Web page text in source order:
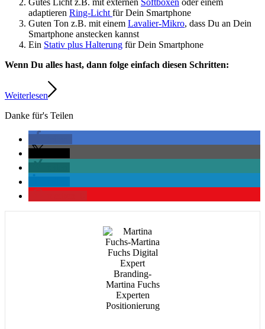
adaptieren Ring-Licht für Dein Smartphone
Guten Ton z.B. mit einem Lavalier-Mikro, dass Du an Dein
Smartphone anstecken kannst
Ein Stativ plus Halterung für Dein Smartphone
Wenn Du alles hast, dann folge einfach diesen Schritten:
Weiterlesen
Danke für's Teilen